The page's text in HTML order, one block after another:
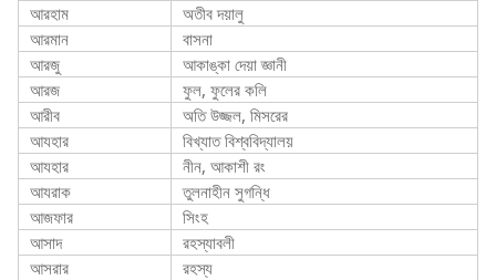
আরহাম
অতীব দয়ালু
আরমান
বাসনা
আরজু
আকাঙ্কা দেয়া জ্ঞানী
আরজ
ফুল, ফুলের কলি
আরীব
অতি উজ্জল, মিসরের
আযহার
বিখ্যাত বিশ্ববিদ্যালয়
আযহার
নীন, আকাশী রং
আযরাক
তুলনাহীন সুগন্ধি
আজফার
সিংহ
আসাদ
রহস্যাবলী
আসরার
রহস্য